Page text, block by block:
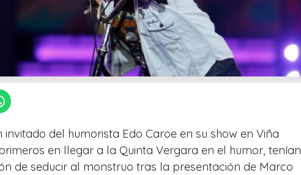
del humorista Edo Caroe en su show en Viña
en llegar a la Quinta Vergara en el humor, tenían
de seducir al monstruo tras la presentación de Marco